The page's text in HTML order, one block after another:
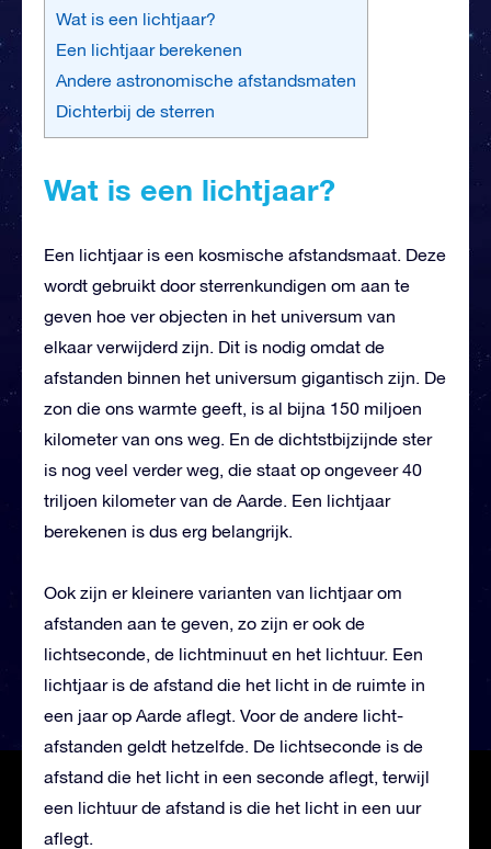
Wat is een lichtjaar?
Een lichtjaar berekenen
Andere astronomische afstandsmaten
Dichterbij de sterren
Wat is een lichtjaar?
Een lichtjaar is een kosmische afstandsmaat. Deze
wordt gebruikt door sterrenkundigen om aan te
geven hoe ver objecten in het universum van
elkaar verwijderd zijn. Dit is nodig omdat de
afstanden binnen het universum gigantisch zijn. De
zon die ons warmte geeft, is al bijna 150 miljoen
kilometer van ons weg. En de dichtstbijzijnde ster
is nog veel verder weg, die staat op ongeveer 40
triljoen kilometer van de Aarde. Een lichtjaar
berekenen is dus erg belangrijk.
Ook zijn er kleinere varianten van lichtjaar om
afstanden aan te geven, zo zijn er ook de
lichtseconde, de lichtminuut en het lichtuur. Een
lichtjaar is de afstand die het licht in de ruimte in
een jaar op Aarde aflegt. Voor de andere licht-
afstanden geldt hetzelfde. De lichtseconde is de
afstand die het licht in een seconde aflegt, terwijl
een lichtuur de afstand is die het licht in een uur
aflegt.